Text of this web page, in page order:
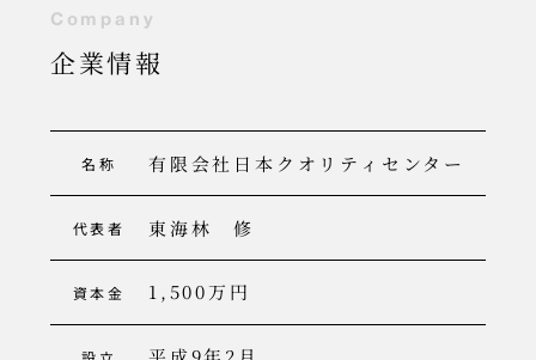
C o m p a n y
企業情報
名称 有限会社日本クオリティセンター
代表者 東海林 修
資本金 1,500万円